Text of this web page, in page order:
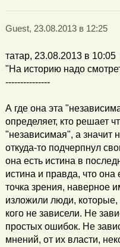
Guest, 23.08.2013 в 12:25
татар, 23.08.2013 в 10:05
"На историю надо
---------------
А где она эта
определяет, кто решает
"независимая", а значит
откуда-то подчерпнул
она есть истина в
истина и правда, что она
точка зрения, наверное
изложили люди, которые,
кого не зависели. Не
простых ошибок. Не
мнений, от их власти,